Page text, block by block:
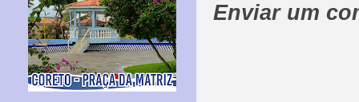
Enviar um